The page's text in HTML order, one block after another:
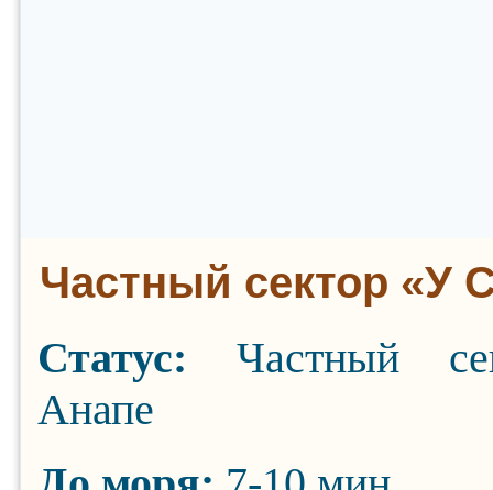
Частный сектор «У
Статус:Частный
Анапе